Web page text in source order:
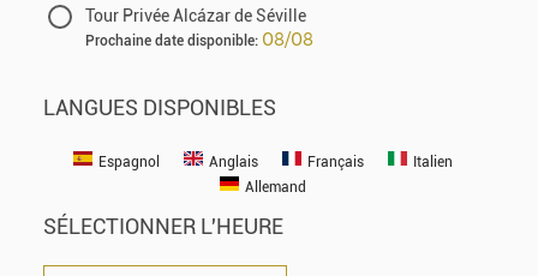
Tour Privée Alcázar de Séville
Prochaine date disponible: 08/08
LANGUES DISPONIBLES
Espagnol Anglais Français
Italien
Allemand
SÉLECTIONNER L'HEURE